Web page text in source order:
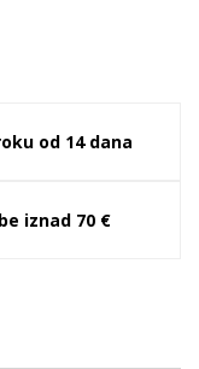
od 14 dana
iznad 70 €